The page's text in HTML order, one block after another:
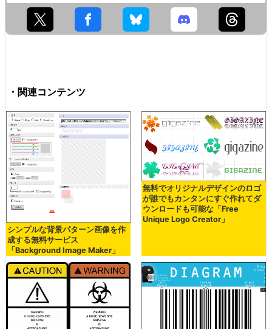
・関連コンテンツ
シンプルな背景パターン画像を作
成する無料サービス
「Background Image Maker」
無料でオリジナルデザインのロゴ
が誰でもカンタンにすぐ作れてダ
ウンロードも可能な「Free
Unique Logo Creator」